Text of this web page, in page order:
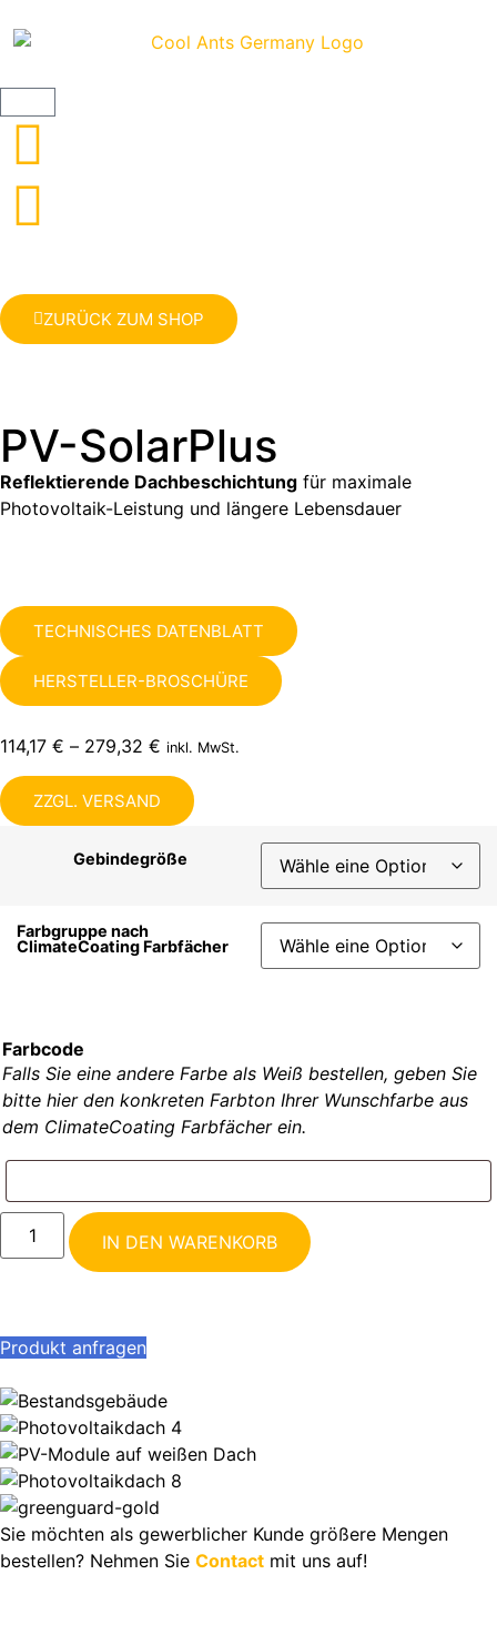
ZURÜCK ZUM SHOP
PV-SolarPlus
Reflektierende Dachbeschichtung für maximale
Photovoltaik-Leistung und längere Lebensdauer
TECHNISCHES DATENBLATT
HERSTELLER-BROSCHÜRE
114,17 € – 279,32 € inkl. MwSt.
ZZGL. VERSAND
Gebindegröße
Farbgruppe nach
ClimateCoating Farbfächer
Farbcode
Falls Sie eine andere Farbe als Weiß bestellen, geben Sie
bitte hier den konkreten Farbton Ihrer Wunschfarbe aus
dem ClimateCoating Farbfächer ein.
IN DEN WARENKORB
Produkt anfragen
Sie möchten als gewerblicher Kunde größere Mengen
bestellen? Nehmen Sie Contact mit uns auf!